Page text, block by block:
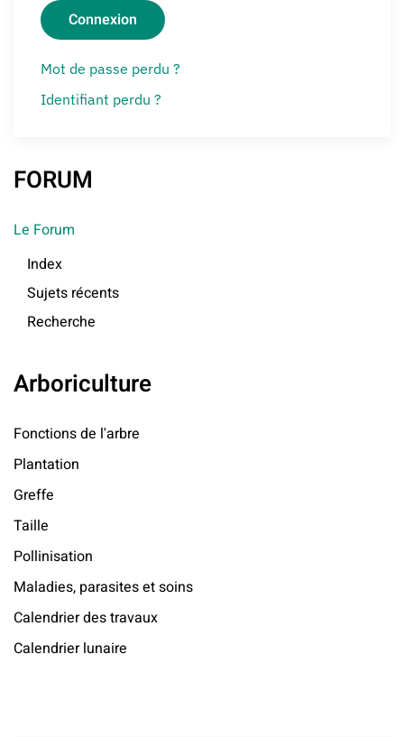
Connexion
Mot de passe perdu ?
Identifiant perdu ?
FORUM
Le Forum
Index
Sujets récents
Recherche
Arboriculture
Fonctions de l'arbre
Plantation
Greffe
Taille
Pollinisation
Maladies, parasites et soins
Calendrier des travaux
Calendrier lunaire